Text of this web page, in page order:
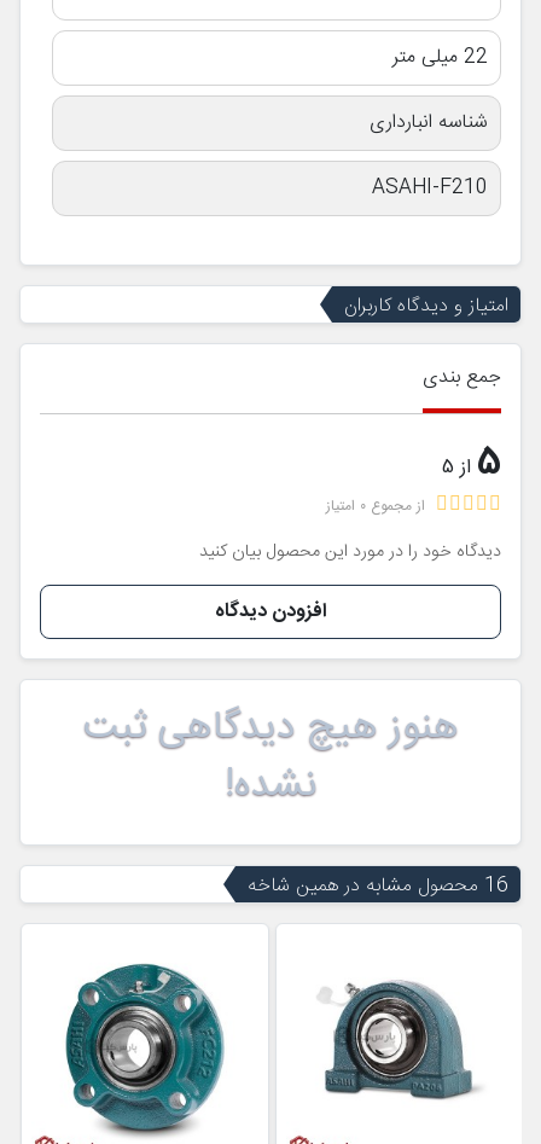
22 میلی متر
شناسه انبارداری
ASAHI-F210
امتیاز و دیدگاه کاربران
جمع بندی
5 از 5
از مجموع 0 امتیاز
دیدگاه خود را در مورد این محصول بیان کنید
افزودن دیدگاه
هنوز هیچ دیدگاهی ثبت
نشده!
16 محصول مشابه در همین شاخه